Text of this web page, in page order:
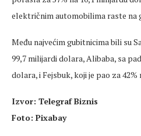
električnim automobilima raste na
Među najvećim gubitnicima bili su
99,7 milijardi dolara, Alibaba, sa
dolara, i Fejsbuk, koji je pao za
Izvor: Telegraf Biznis
Foto: Pixabay